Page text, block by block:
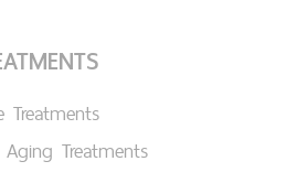
Treatments
Treatments